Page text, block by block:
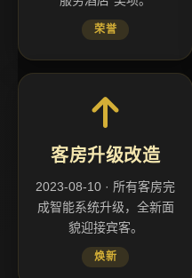
荣誉
客房升级改造
2023-08-10 · 所有客房完
成智能系统升级，全新面
貌迎接宾客。
焕新